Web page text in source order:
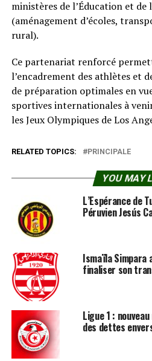
ministères de l’Éducation et de
(aménagement d’écoles,
rural).
Ce partenariat renforcé
l’encadrement des athlètes et
de préparation optimales en
sportives internationales à
les Jeux Olympiques de Los
RELATED TOPICS: PRINCIPALE
YOU MAY
L’Espérance de
Péruvien Jesús
Ismaïla Simpara
finaliser son
Ligue 1 :
des dettes